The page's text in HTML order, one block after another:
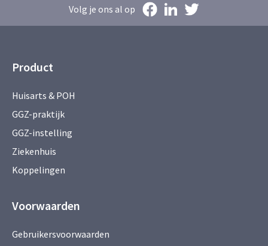
Volg je ons al op
Product
Huisarts & POH
GGZ-praktijk
GGZ-instelling
Ziekenhuis
Koppelingen
Voorwaarden
Gebruikersvoorwaarden